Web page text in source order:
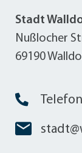
Stadt
Nußlocher
69190